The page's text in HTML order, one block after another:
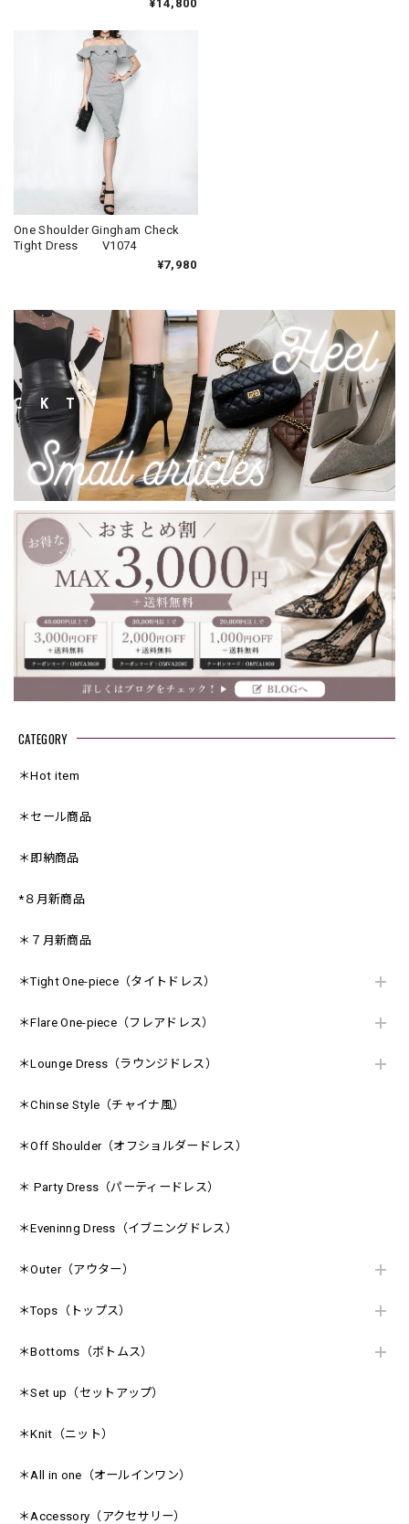
CATEGORY
＊Hot item
＊セール商品
＊即納商品
*８月新商品
＊７月新商品
＊Tight One-piece（タイトドレス）
＊Flare One-piece（フレアドレス）
＊Lounge Dress（ラウンジドレス）
＊Chinse Style（チャイナ風）
＊Off Shoulder（オフショルダードレス）
＊ Party Dress（パーティードレス）
＊Eveninng Dress（イブニングドレス）
＊Outer（アウター）
＊Tops（トップス）
＊Bottoms（ボトムス）
＊Set up（セットアップ）
＊Knit（ニット）
＊All in one（オールインワン）
＊Accessory（アクセサリー）
¥14,800
One Shoulder Gingham Check
Tight Dress V1074
¥7,980